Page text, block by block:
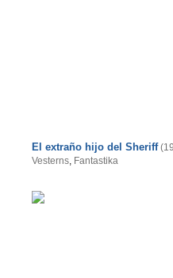
El extraño hijo del Sheriff
Vesterns, Fantastika